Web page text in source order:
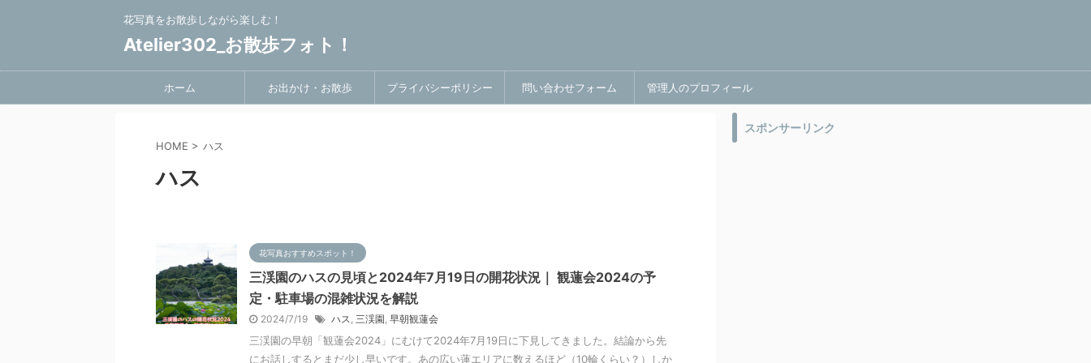
花写真をお散歩しながら楽しむ！
Atelier302_お散歩フォト！
ホーム お出かけ・お散歩 プライバシーポリシー 問い合わせフォーム 管理人のプロフィール
HOME > ハス
ハス
花写真おすすめスポット！
三渓園のハスの見頃と2024年7月19日の開花状況｜ 観蓮会2024の予
定・駐車場の混雑状況を解説
2024/7/19 ハス, 三渓園, 早朝観蓮会
三渓園の早朝「観蓮会2024」にむけて2024年7月19日に下見してきました。結論から先
にお話しするとまだ少し早いです。あの広い蓮エリアに数えるほど（10輪くらい？）しか
スポンサーリンク